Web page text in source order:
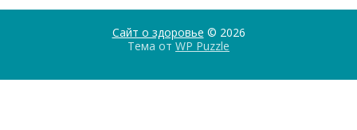
Сайт о здоровье © 2026
Тема от WP Puzzle